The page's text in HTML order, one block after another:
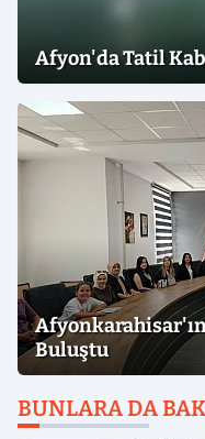
Afyon'da Tatil
Buluştu
BUNLARA DA